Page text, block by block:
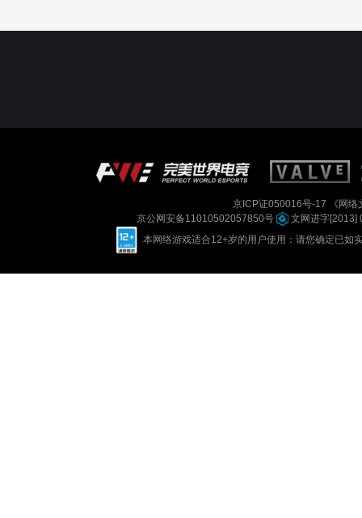
京ICP证050016号-17
《网
京公网安备11010502057850号
文网进字[2013]
本网络游戏适合12+岁的用户使用：请您确定已如